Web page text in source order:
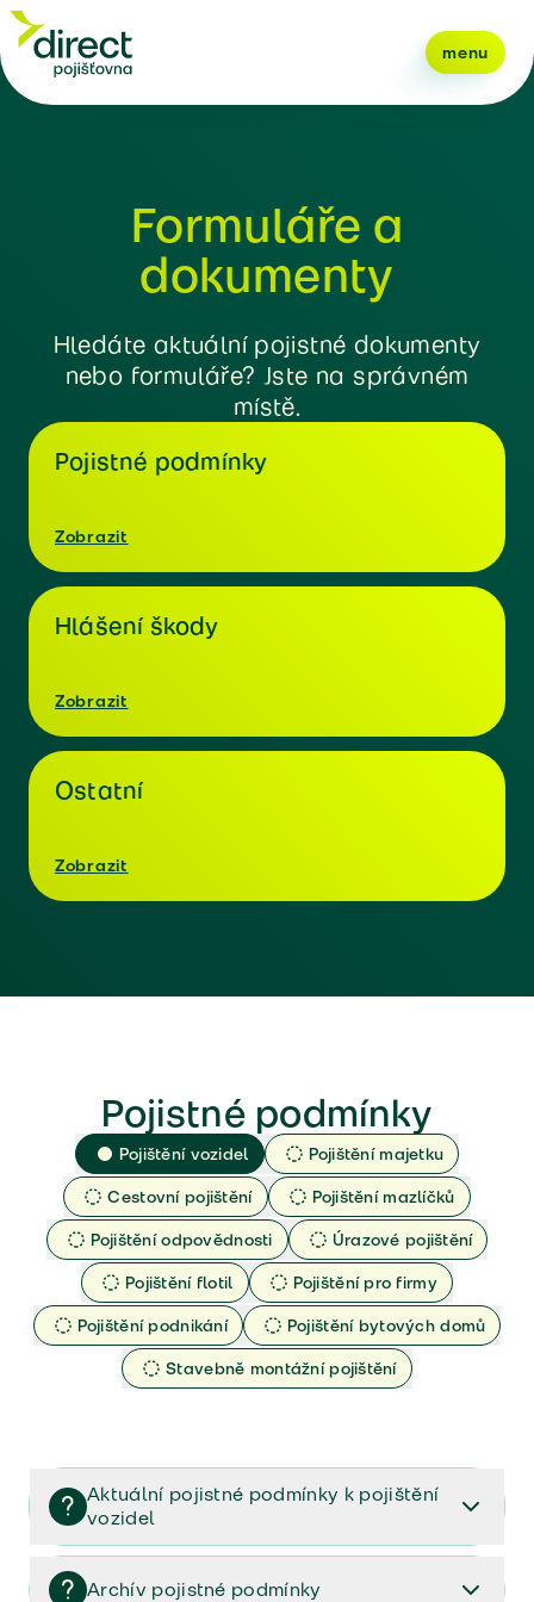
menu
Formuláře a
dokumenty
Hledáte aktuální pojistné dokumenty
nebo formuláře? Jste na správném
místě.
Pojistné podmínky
Zobrazit
Hlášení škody
Zobrazit
Ostatní
Zobrazit
Pojistné podmínky
Pojištění vozidel
Pojištění majetku
Cestovní pojištění
Pojištění mazlíčků
Pojištění odpovědnosti
Úrazové pojištění
Pojištění flotil
Pojištění pro firmy
Pojištění podnikání
Pojištění bytových domů
Stavebně montážní pojištění
Aktuální pojistné podmínky k pojištění
vozidel
Pojištění vozidel/Pojistné podmínky a vše důležité ke
smlouvě (PDF)
Archív pojistné podmínky